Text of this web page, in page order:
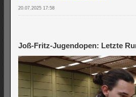
20.07.2025 17:58
Joß-Fritz-Jugendopen: Letzte